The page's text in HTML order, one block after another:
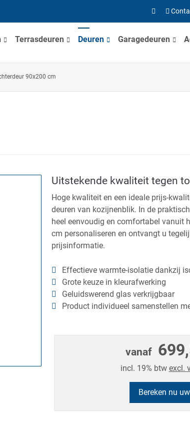
Terrasdeuren Deuren Garagedeuren
90x200 cm
Uitstekende kwaliteit tegen
Hoge kwaliteit en een ideale prijs-
deuren van kozijnenblik. In de
heel eenvoudig en comfortabel vanuit
cm personaliseren en ontvangt u
prijsinformatie.
Effectieve warmte-isolatie dankzij
Grote keuze in kleurafwerking
Geluidswerend glas verkrijgbaar
Product individueel samenstellen
vanaf
incl. 19% btw excl.
Bereken nu